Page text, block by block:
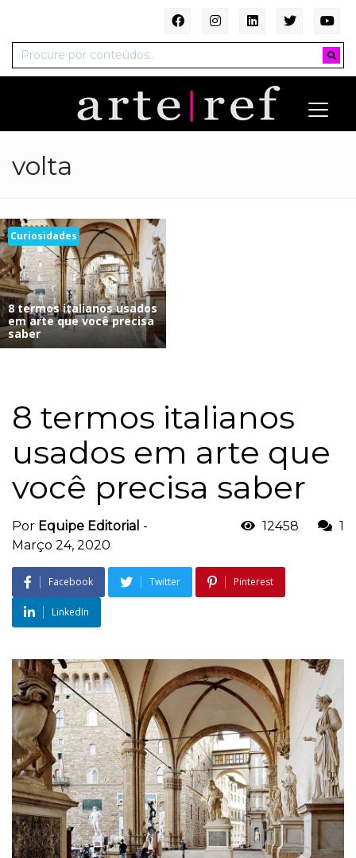
volta
Curiosidades
8 termos italianos usados
em arte que você precisa
saber
8 termos italianos
usados em arte que
você precisa saber
Por Equipe Editorial -
Março 24, 2020
12458 1
Facebook Twitter Pinterest
LinkedIn